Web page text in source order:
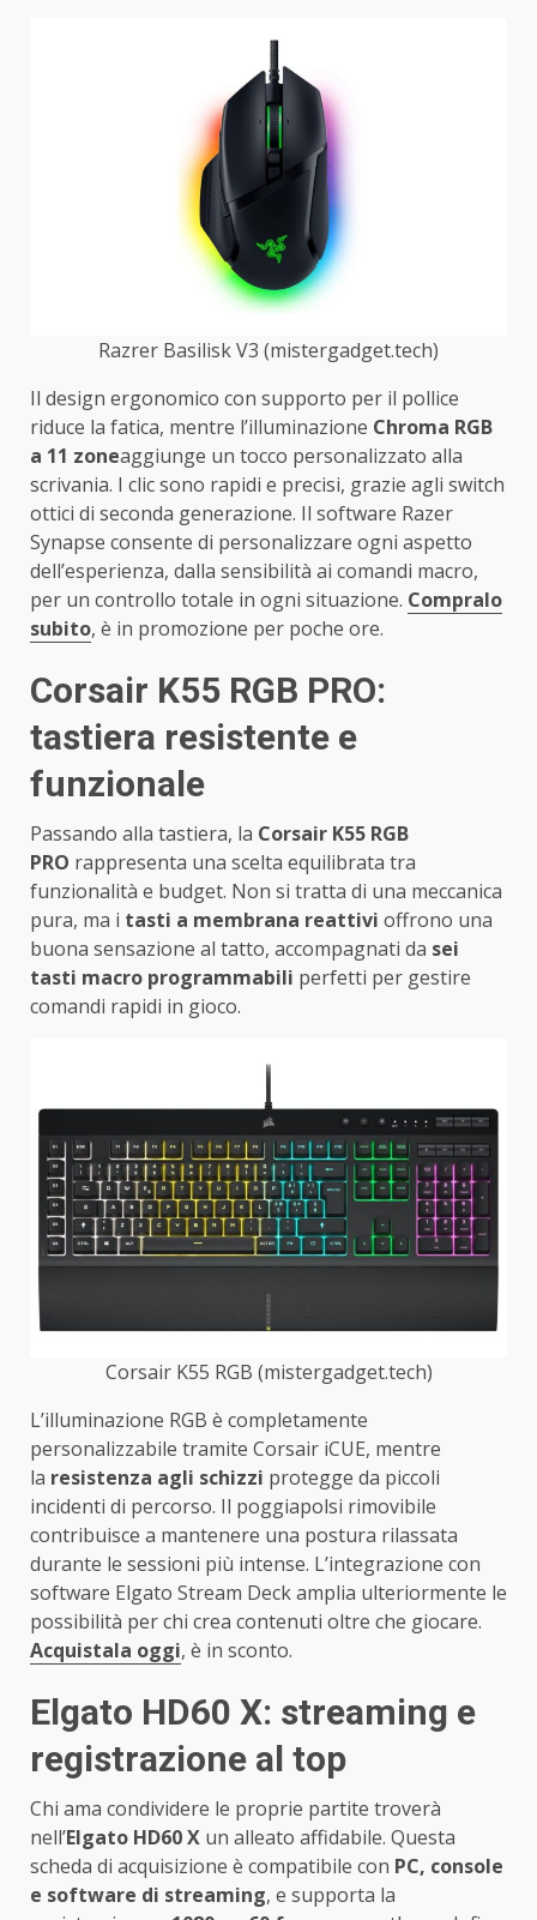
Razrer Basilisk V3 (mistergadget.tech)
Il design ergonomico con supporto per il pollice
riduce la fatica, mentre l’illuminazione Chroma RGB
a 11 zoneaggiunge un tocco personalizzato alla
scrivania. I clic sono rapidi e precisi, grazie agli switch
ottici di seconda generazione. Il software Razer
Synapse consente di personalizzare ogni aspetto
dell’esperienza, dalla sensibilità ai comandi macro,
per un controllo totale in ogni situazione. Compralo
subito, è in promozione per poche ore.
Corsair K55 RGB PRO:
tastiera resistente e
funzionale
Passando alla tastiera, la Corsair K55 RGB
PRO rappresenta una scelta equilibrata tra
funzionalità e budget. Non si tratta di una meccanica
pura, ma i tasti a membrana reattivi offrono una
buona sensazione al tatto, accompagnati da sei
tasti macro programmabili perfetti per gestire
comandi rapidi in gioco.
Corsair K55 RGB (mistergadget.tech)
L’illuminazione RGB è completamente
personalizzabile tramite Corsair iCUE, mentre
la resistenza agli schizzi protegge da piccoli
incidenti di percorso. Il poggiapolsi rimovibile
contribuisce a mantenere una postura rilassata
durante le sessioni più intense. L’integrazione con
software Elgato Stream Deck amplia ulteriormente le
possibilità per chi crea contenuti oltre che giocare.
Acquistala oggi, è in sconto.
Elgato HD60 X: streaming e
registrazione al top
Chi ama condividere le proprie partite troverà
nell’Elgato HD60 X un alleato affidabile. Questa
scheda di acquisizione è compatibile con PC, console
e software di streaming, e supporta la